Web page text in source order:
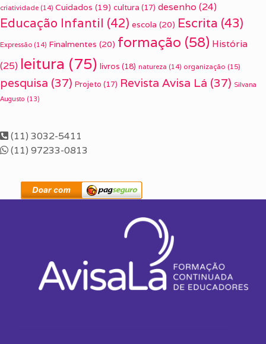
criatividade (14) Cuidados (19) cultura (17) desenho (24)
Educação Infantil (42) escola (20) Escrita (43)
Expressão (14) Finalmentes (20) formação (58) História
(25) leitura (75) livros (18) natureza (14) organização (15)
pesquisa (37) Projeto (17) Revista Avisa Lá (37) Silvana
Augusto (13)
(11) 3032-5411
(11) 97233-0813